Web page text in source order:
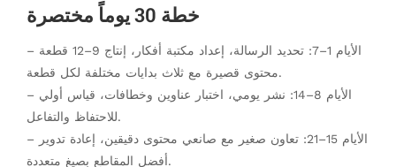
خطة 30 يوماً مختصرة
– الأيام 1–7: تحديد الرسالة، إعداد مكتبة أفكار، إنتاج 9–12 قطعة
محتوى قصيرة مع ثلاث بدايات مختلفة لكل قطعة.
– الأيام 8–14: نشر يومي، اختبار عناوين وخطافات، قياس أولي
للاحتفاظ والتفاعل.
– الأيام 15–21: تعاون صغير مع صانعي محتوى دقيقين، إعادة تدوير
أفضل المقاطع بصيغ متعددة.